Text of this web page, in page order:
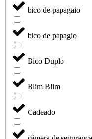
bico de papagaio
bico de papagio
Bico Duplo
Blim Blim
Cadeado